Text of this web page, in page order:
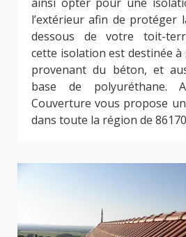
l’extérieur afin de protéger
dessous de votre toit-
cette isolation est destinée à
provenant du béton, et
base de polyuréthane.
Couverture vous propose
dans toute la région de